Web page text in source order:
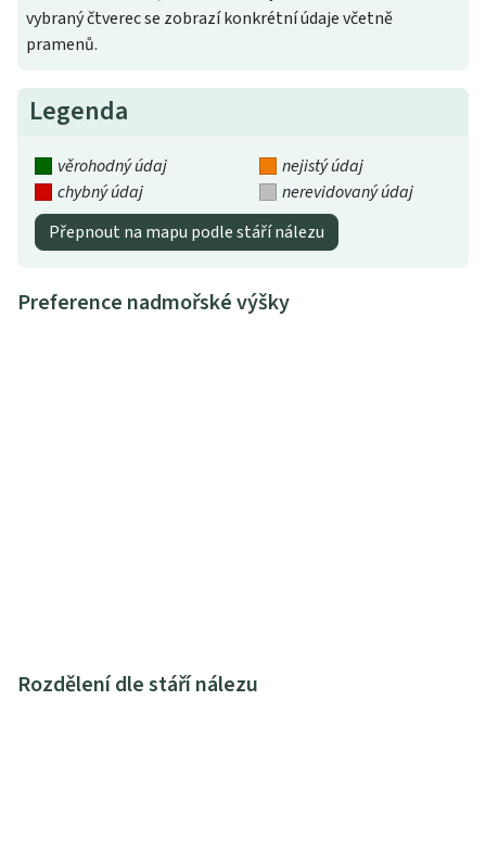
vybraný čtverec se zobrazí konkrétní údaje včetně
pramenů.
Legenda
věrohodný údaj
nejistý údaj
chybný údaj
nerevidovaný údaj
Přepnout na mapu podle stáří nálezu
Preference nadmořské výšky
Rozdělení dle stáří nálezu